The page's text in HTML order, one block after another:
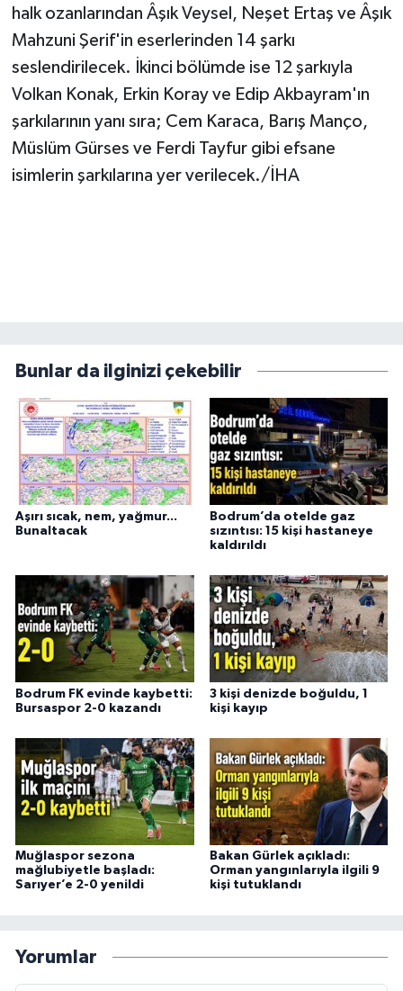
halk ozanlarından Âşık Veysel, Neşet Ertaş ve Âşık
Mahzuni Şerif'in eserlerinden 14 şarkı
seslendirilecek. İkinci bölümde ise 12 şarkıyla
Volkan Konak, Erkin Koray ve Edip Akbayram'ın
şarkılarının yanı sıra; Cem Karaca, Barış Manço,
Müslüm Gürses ve Ferdi Tayfur gibi efsane
isimlerin şarkılarına yer verilecek./İHA
Bunlar da ilginizi çekebilir
Aşırı sıcak, nem, yağmur...
Bunaltacak
Bodrum’da otelde gaz
sızıntısı: 15 kişi hastaneye
kaldırıldı
Bodrum FK evinde kaybetti:
Bursaspor 2-0 kazandı
3 kişi denizde boğuldu, 1
kişi kayıp
Muğlaspor sezona
mağlubiyetle başladı:
Sarıyer’e 2-0 yenildi
Bakan Gürlek açıkladı:
Orman yangınlarıyla ilgili 9
kişi tutuklandı
Yorumlar